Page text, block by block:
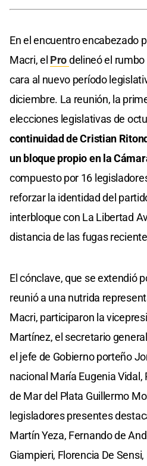
En el encuentro encabezado
Macri, el Prodelineó el
cara al nuevo período
diciembre. La reunión, la
elecciones legislativas de
continuidad de Cristian
un bloque propio en la
compuesto por 16
reforzar la identidad del
interbloque con La Libertad
distancia de las fugas
El cónclave, que se extendió
reunió a una nutrida
Macri, participaron la
Martínez, el secretario
el jefe de Gobierno porteño
nacional María Eugenia
de Mar del Plata Guillermo
legisladores presentes
Martín Yeza, Fernando de
Giampieri, Florencia De